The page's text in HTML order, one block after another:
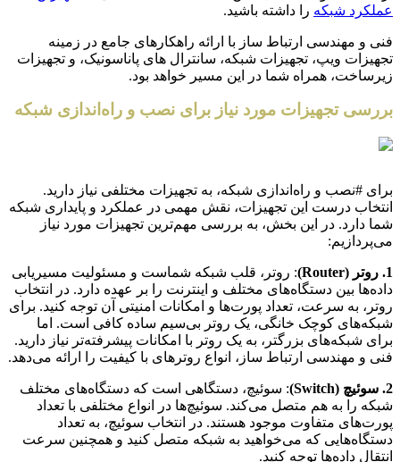
عملکرد شبکه را داشته باشید.
فنی و مهندسی ارتباط ساز با ارائه راهکارهای جامع در زمینه
تجهیزات ویپ، تجهیزات شبکه، سانترال های پاناسونیک، و تجهیزات
زیرساخت، همراه شما در این مسیر خواهد بود.
بررسی تجهیزات مورد نیاز برای نصب و راه‌اندازی شبکه
برای #نصب و راه‌اندازی شبکه، به تجهیزات مختلفی نیاز دارید.
انتخاب درست این تجهیزات، نقش مهمی در عملکرد و پایداری شبکه
شما دارد. در این بخش، به بررسی مهم‌ترین تجهیزات مورد نیاز
می‌پردازیم:
1. روتر (Router)
: روتر، قلب شبکه شماست و مسئولیت مسیریابی
داده‌ها بین دستگاه‌های مختلف و اینترنت را بر عهده دارد. در انتخاب
روتر، به سرعت، تعداد پورت‌ها و امکانات امنیتی آن توجه کنید. برای
شبکه‌های کوچک خانگی، یک روتر بی‌سیم ساده کافی است. اما
برای شبکه‌های بزرگتر، به یک روتر با امکانات پیشرفته‌تر نیاز دارید.
فنی و مهندسی ارتباط ساز، انواع روترهای با کیفیت را ارائه می‌دهد.
2. سوئیچ (Switch)
: سوئیچ، دستگاهی است که دستگاه‌های مختلف
شبکه را به هم متصل می‌کند. سوئیچ‌ها در انواع مختلفی با تعداد
پورت‌های متفاوت موجود هستند. در انتخاب سوئیچ، به تعداد
دستگاه‌هایی که می‌خواهید به شبکه متصل کنید و همچنین سرعت
انتقال داده‌ها توجه کنید.